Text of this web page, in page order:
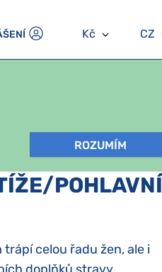
Kč CZ
ROZUMÍM
POHLAVNÍ
celou řadu žen, ale i